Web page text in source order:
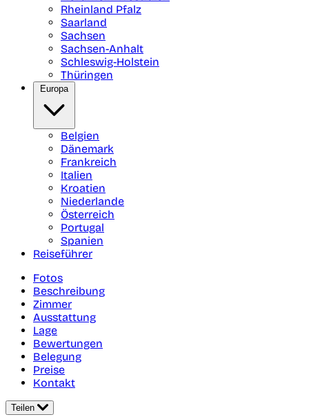
Rheinland Pfalz
Saarland
Sachsen
Sachsen-Anhalt
Schleswig-Holstein
Thüringen
Europa
Belgien
Dänemark
Frankreich
Italien
Kroatien
Niederlande
Österreich
Portugal
Spanien
Reiseführer
Fotos
Beschreibung
Zimmer
Ausstattung
Lage
Bewertungen
Belegung
Preise
Kontakt
Teilen